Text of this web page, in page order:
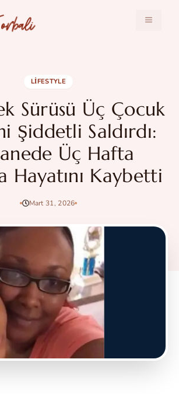
MENÜ
LIFESTYLE
Sürüsü Üç Çocuk
Şiddetli Saldırdı:
Üç Hafta
Hayatını Kaybetti
Mart 31, 2026